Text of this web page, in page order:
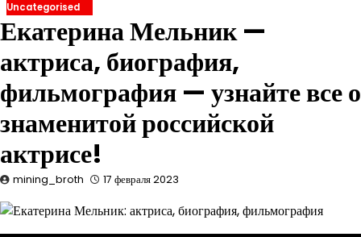
Uncategorised
Екатерина Мельник —
актриса, биография,
фильмография — узнайте все о
знаменитой российской
актрисе!
mining_broth 17 февраля 2023